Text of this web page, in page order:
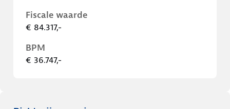
Fiscale waarde
€ 84.317,-
BPM
€ 36.747,-